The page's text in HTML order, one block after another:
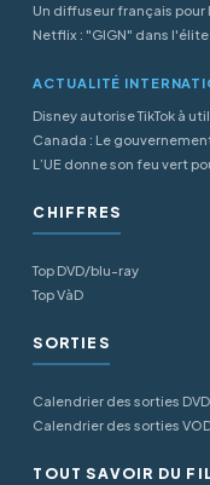
Un diffuseur français pour
Netflix : "GIGN" dans
ACTUALITÉ
Disney autorise TikTok à
Canada : Le
L’UE donne son feu vert
CHIFFRES
Top DVD/blu-ray
Top VàD
SORTIES
Calendrier des sorties
Calendrier des sorties
TOUT SAVOIR DU